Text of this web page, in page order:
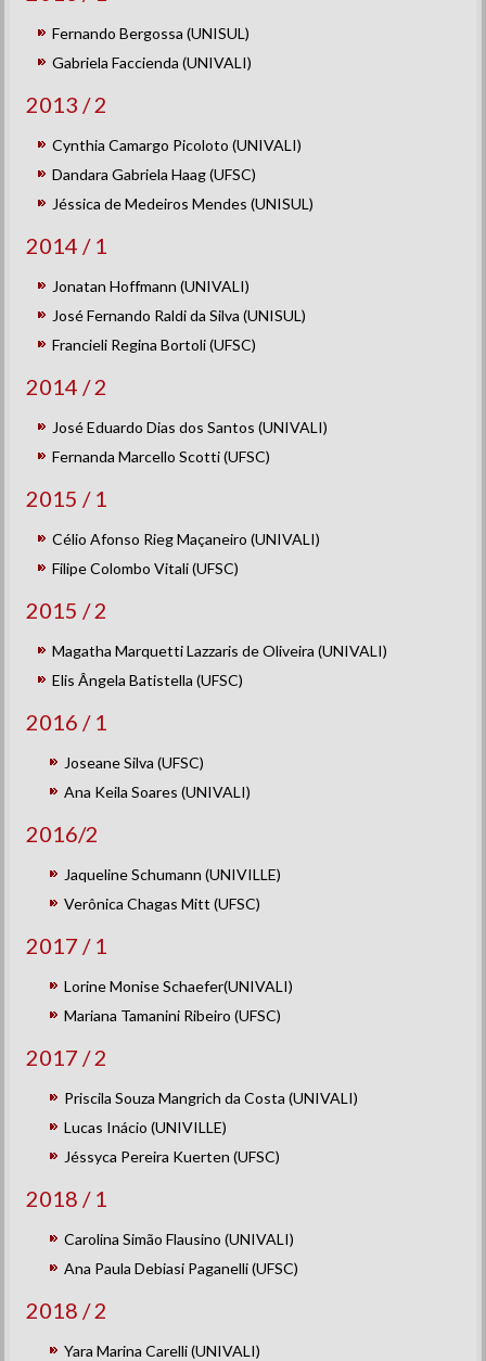
Fernando Bergossa (UNISUL)
Gabriela Faccienda (UNIVALI)
2013 / 2
Cynthia Camargo Picoloto (UNIVALI)
Dandara Gabriela Haag (UFSC)
Jéssica de Medeiros Mendes (UNISUL)
2014 / 1
Jonatan Hoffmann (UNIVALI)
José Fernando Raldi da Silva (UNISUL)
Francieli Regina Bortoli (UFSC)
2014 / 2
José Eduardo Dias dos Santos (UNIVALI)
Fernanda Marcello Scotti (UFSC)
2015 / 1
Célio Afonso Rieg Maçaneiro (UNIVALI)
Filipe Colombo Vitali (UFSC)
2015 / 2
Magatha Marquetti Lazzaris de Oliveira (UNIVALI)
Elis Ângela Batistella (UFSC)
2016 / 1
Joseane Silva (UFSC)
Ana Keila Soares (UNIVALI)
2016/2
Jaqueline Schumann (UNIVILLE)
Verônica Chagas Mitt (UFSC)
2017 / 1
Lorine Monise Schaefer(UNIVALI)
Mariana Tamanini Ribeiro (UFSC)
2017 / 2
Priscila Souza Mangrich da Costa (UNIVALI)
Lucas Inácio (UNIVILLE)
Jéssyca Pereira Kuerten (UFSC)
2018 / 1
Carolina Simão Flausino (UNIVALI)
Ana Paula Debiasi Paganelli (UFSC)
2018 / 2
Yara Marina Carelli (UNIVALI)